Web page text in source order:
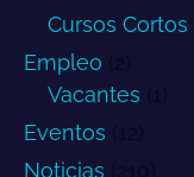
Cursos Cortos
Empleo (2)
Vacantes (1)
Eventos (12)
Noticias (219)